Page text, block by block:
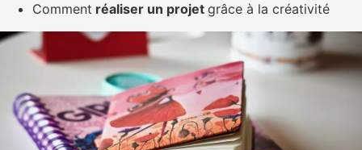
Comment réaliser un projet grâce à la créativité